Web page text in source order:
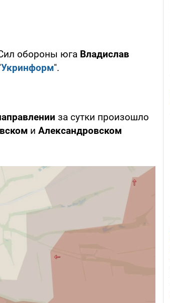
обороны юга Владислав
Укринформ".
за сутки произошло
и Александровском